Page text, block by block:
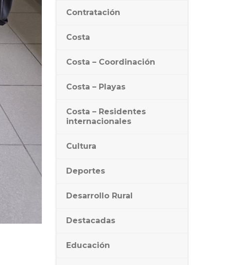
Contratación
Costa
Costa – Coordinación
Costa – Playas
Costa – Residentes
internacionales
Cultura
Deportes
Desarrollo Rural
Destacadas
Educación